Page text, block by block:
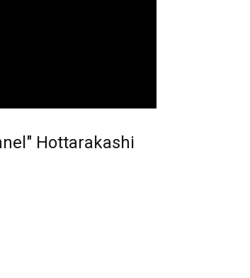
Hottarakashi